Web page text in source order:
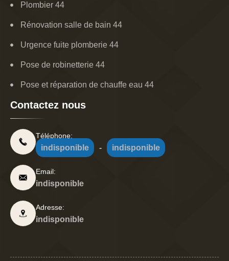
Plombier 44
Rénovation salle de bain 44
Urgence fuite plomberie 44
Pose de robinetterie 44
Pose et réparation de chauffe eau 44
Contactez nous
Téléphone:
indisponible - indisponible
Email:
indisponible
Adresse:
indisponible